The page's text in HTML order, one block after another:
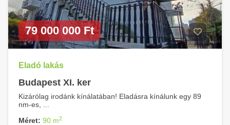
79 000 000 Ft
Eladó lakás
Budapest XI. ker
Kizárólag irodánk kínálatában! Eladásra kínálunk egy 89
nm-es, ...
Méret: 90 m2